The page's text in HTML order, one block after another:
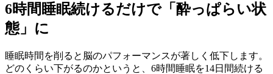
6時間睡眠続けるだけで「酔っぱらい状
態」に
睡眠時間を削ると脳のパフォーマンスが著しく低下します。
どのくらい下がるのかというと、6時間睡眠を14日間続ける